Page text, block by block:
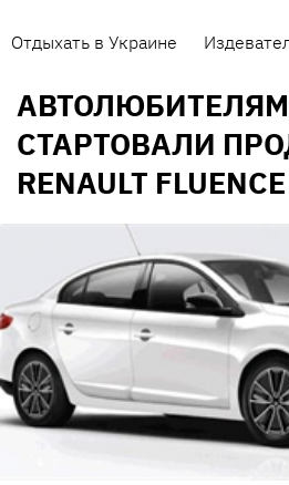
Отдыхать в Украине
СТАРТОВАЛИ
RENAULT FLUENCE